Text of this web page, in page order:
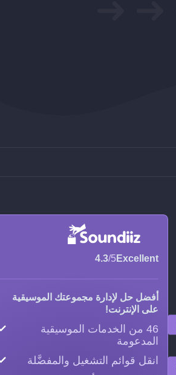
Excellent
4.3/5
أفضل حل لإدارة مجموعتك الموسيقية
على الإنترنت!
46 من الخدمات الموسيقية
المدعومة
انقل قوائم التشغيل والمفضَّلة